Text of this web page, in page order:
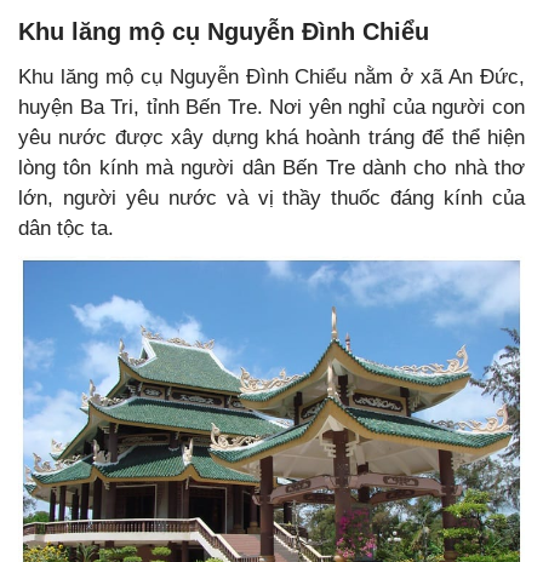
Khu lăng mộ cụ Nguyễn Đình Chiểu
Khu lăng mộ cụ Nguyễn Đình Chiểu nằm ở xã An Đức,
huyện Ba Tri, tỉnh Bến Tre. Nơi yên nghỉ của người con
yêu nước được xây dựng khá hoành tráng để thể hiện
lòng tôn kính mà người dân Bến Tre dành cho nhà thơ
lớn, người yêu nước và vị thầy thuốc đáng kính của
dân tộc ta.